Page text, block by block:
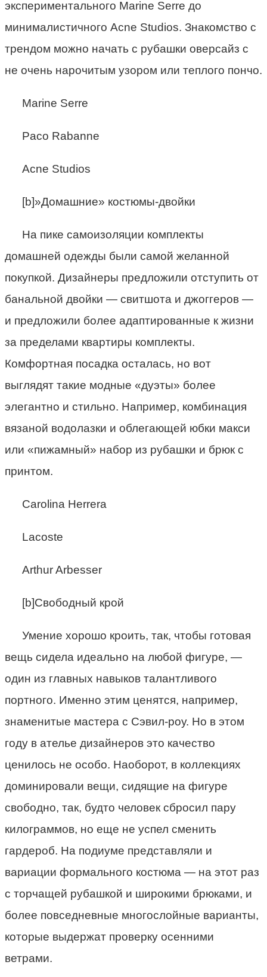
экспериментального Marine Serre до
минималистичного Acne Studios. Знакомство с
трендом можно начать с рубашки оверсайз с
не очень нарочитым узором или теплого пончо.
Marine Serre
Paco Rabanne
Acne Studios
[b]»Домашние» костюмы-двойки
На пике самоизоляции комплекты
домашней одежды были самой желанной
покупкой. Дизайнеры предложили отступить от
банальной двойки — свитшота и джоггеров —
и предложили более адаптированные к жизни
за пределами квартиры комплекты.
Комфортная посадка осталась, но вот
выглядят такие модные «дуэты» более
элегантно и стильно. Например, комбинация
вязаной водолазки и облегающей юбки макси
или «пижамный» набор из рубашки и брюк с
принтом.
Carolina Herrera
Lacoste
Arthur Arbesser
[b]Свободный крой
Умение хорошо кроить, так, чтобы готовая
вещь сидела идеально на любой фигуре, —
один из главных навыков талантливого
портного. Именно этим ценятся, например,
знаменитые мастера с Сэвил-роу. Но в этом
году в ателье дизайнеров это качество
ценилось не особо. Наоборот, в коллекциях
доминировали вещи, сидящие на фигуре
свободно, так, будто человек сбросил пару
килограммов, но еще не успел сменить
гардероб. На подиуме представляли и
вариации формального костюма — на этот раз
с торчащей рубашкой и широкими брюками, и
более повседневные многослойные варианты,
которые выдержат проверку осенними
ветрами.